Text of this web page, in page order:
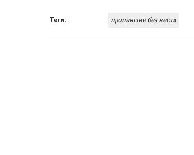
Теги: пропавшие без вести